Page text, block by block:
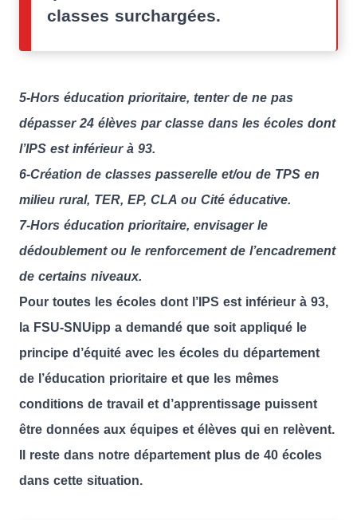
classes surchargées.
5-Hors éducation prioritaire, tenter de ne pas
dépasser 24 élèves par classe dans les écoles dont
l’IPS est inférieur à 93.
6-Création de classes passerelle et/ou de TPS en
milieu rural, TER, EP, CLA ou Cité éducative.
7-Hors éducation prioritaire, envisager le
dédoublement ou le renforcement de l’encadrement
de certains niveaux.
Pour toutes les écoles dont l’IPS est inférieur à 93,
la FSU-SNUipp a demandé que soit appliqué le
principe d’équité avec les écoles du département
de l’éducation prioritaire et que les mêmes
conditions de travail et d’apprentissage puissent
être données aux équipes et élèves qui en relèvent.
Il reste dans notre département plus de 40 écoles
dans cette situation.